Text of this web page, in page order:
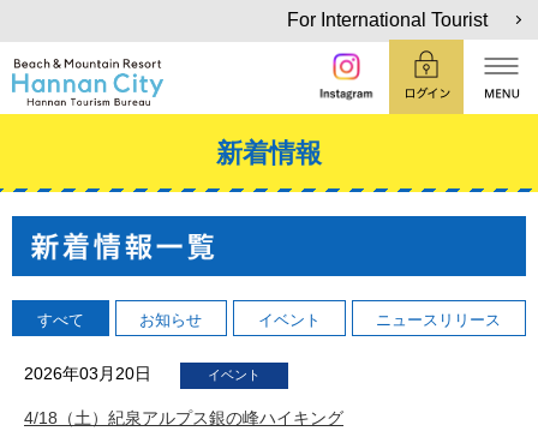
For International Tourist
新着情報
すべて お知らせ イベント ニュースリリース
2026年03月20日 イベント
4/18（土）紀泉アルプス銀の峰ハイキング